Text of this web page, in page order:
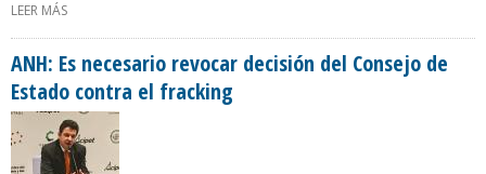
LEER MÁS
RENOVABLES
ANH: Es necesario revocar decisión del Consejo de
Estado contra el fracking